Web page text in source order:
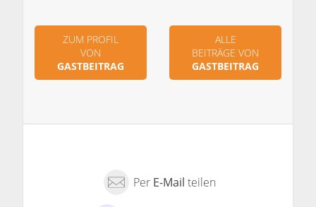
ZUM PROFIL
VON
GASTBEITRAG
ALLE
BEITRÄGE VON
GASTBEITRAG
Per E-Mail teilen